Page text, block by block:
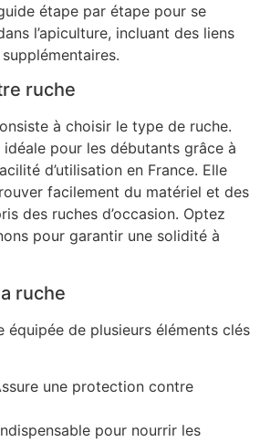
étape par étape pour se
l’apiculture, incluant des liens
ruche
à choisir le type de ruche.
pour les débutants grâce à
d’utilisation en France. Elle
facilement du matériel et des
des ruches d’occasion. Optez
pour garantir une solidité à
ruche
de plusieurs éléments clés
une protection contre
pour nourrir les